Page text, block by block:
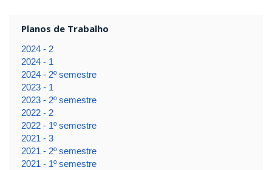
Planos de Trabalho
2024 - 2
2024 - 1
2024 - 2º semestre
2023 - 1
2023 - 2º semestre
2022 - 2
2022 - 1º semestre
2021 - 3
2021 - 2º semestre
2021 - 1º semestre